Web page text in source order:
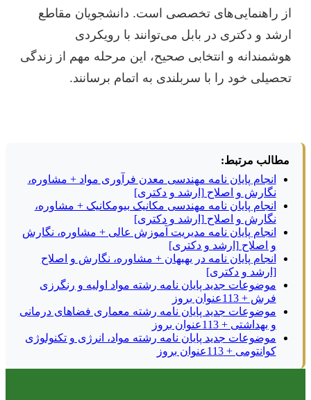
از راهنمایی‌های تخصصی است. دانشجویان مقاطع
ارشد و دکتری در بابل می‌توانند با رویکردی
هوشمندانه و انتخابی صحیح، این مرحله مهم از زندگی
تحصیلی خود را با سربلندی به اتمام برسانند.
مطالب مرتبط:
انجام پایان نامه مهندسی معدن فرآوری مواد + مشاوره،
نگارش و اصلاح [ارشد و دکتری]
انجام پایان نامه مهندسی مکانیک بیومکانیک + مشاوره،
نگارش و اصلاح [ارشد و دکتری]
انجام پایان نامه مدیریت آموزش عالی + مشاوره، نگارش
و اصلاح [ارشد و دکتری]
انجام پایان نامه در بهبهان + مشاوره، نگارش و اصلاح
[ارشد و دکتری]
موضوعات جدید پایان نامه رشته مواد اولیه و رنگرزی
فرش + 113عنوان بروز
موضوعات جدید پایان نامه رشته معماری فضاهای درمانی
و بهداشتی + 113عنوان بروز
موضوعات جدید پایان نامه رشته مواد، انرژی و تکنولوژی
کوانتومی + 113عنوان بروز